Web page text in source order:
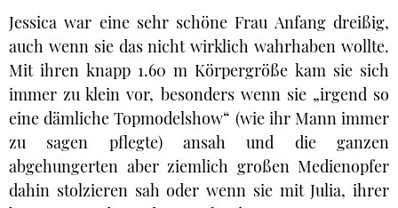
Jessica war eine sehr schöne Frau Anfang dreißig,
auch wenn sie das nicht wirklich wahrhaben wollte.
Mit ihren knapp 1.60 m Körpergröße kam sie sich
immer zu klein vor, besonders wenn sie „irgend so
eine dämliche Topmodelshow“ (wie ihr Mann immer
zu sagen pflegte) ansah und die ganzen
abgehungerten aber ziemlich großen Medienopfer
dahin stolzieren sah oder wenn sie mit Julia, ihrer